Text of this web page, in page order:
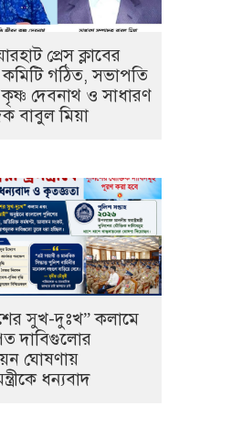
প্রেস ক্লাবের
কমিটি গঠিত, সভাপতি
দেবনাথ ও সাধারণ
বাবুল মিয়া
সুখ-দুঃখ” কলামে
দাবিগুলোর
ঘোষণায়
ধন্যবাদ